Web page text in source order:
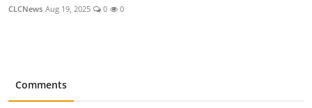
CLCNews Aug 19, 2025 0 0
Comments